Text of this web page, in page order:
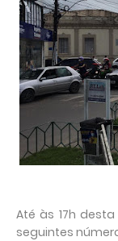
Até às 17h
seguintes